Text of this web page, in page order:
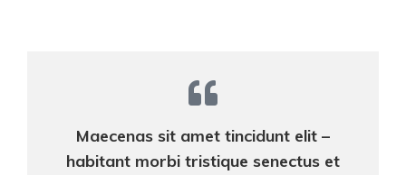
Maecenas sit amet tincidunt elit –
habitant morbi tristique senectus et